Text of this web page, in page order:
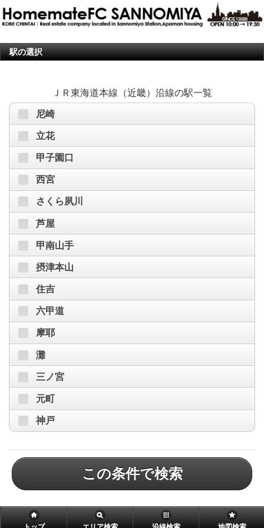
駅の選択
ＪＲ東海道本線（近畿）沿線の駅一覧
尼崎
立花
甲子園口
西宮
さくら夙川
芦屋
甲南山手
摂津本山
住吉
六甲道
摩耶
灘
三ノ宮
元町
神戸
この条件で検索